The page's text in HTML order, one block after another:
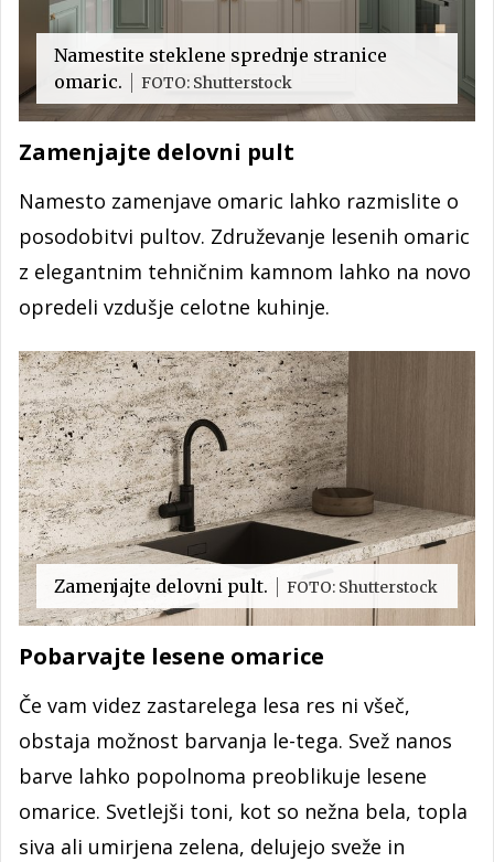
Namestite steklene sprednje stranice
omaric.
FOTO: Shutterstock
Zamenjajte delovni pult
Namesto zamenjave omaric lahko razmislite o
posodobitvi pultov. Združevanje lesenih omaric
z elegantnim tehničnim kamnom lahko na novo
opredeli vzdušje celotne kuhinje.
Zamenjajte delovni pult. FOTO: Shutterstock
Pobarvajte lesene omarice
Če vam videz zastarelega lesa res ni všeč,
obstaja možnost barvanja le-tega. Svež nanos
barve lahko popolnoma preoblikuje lesene
omarice. Svetlejši toni, kot so nežna bela, topla
siva ali umirjena zelena, delujejo sveže in